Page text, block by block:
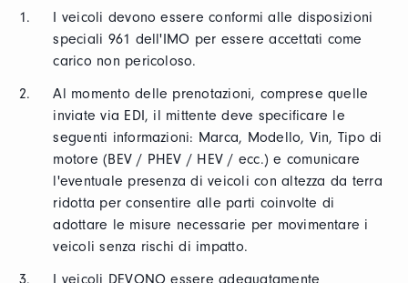
I veicoli devono essere conformi alle disposizioni
speciali 961 dell'IMO per essere accettati come
carico non pericoloso.
Al momento delle prenotazioni, comprese quelle
inviate via EDI, il mittente deve specificare le
seguenti informazioni: Marca, Modello, Vin, Tipo di
motore (BEV / PHEV / HEV / ecc.) e comunicare
l'eventuale presenza di veicoli con altezza da terra
ridotta per consentire alle parti coinvolte di
adottare le misure necessarie per movimentare i
veicoli senza rischi di impatto.
I veicoli DEVONO essere adeguatamente